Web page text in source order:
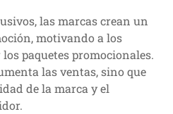
las marcas crean un
motivando a los
paquetes promocionales.
las ventas, sino que
de la marca y el